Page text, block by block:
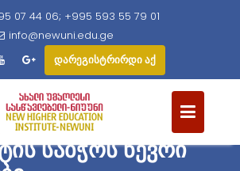
07 44 06; +995 593 55 79 01
info@newuni.edu.ge
დარეგისტრირდი აქ
ᲡᲐᲑᲭᲝᲡ ᲬᲔᲕᲠᲘ